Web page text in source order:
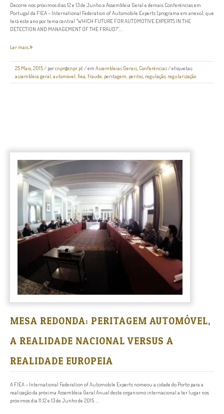
Decorre nos próximos dias 12 e 13 de Junho a Assembleia Geral e demais Conferências em
Portugal da FIEA – International Federation of Automobile Experts (programa em anexo), que
terá este ano por tema central “WHICH FUTURE FOR AUTOMOTIVE EXPERTS IN THE
DETECTION AND MANAGEMENT OF THE FRAUD?”....
Ler mais
25 Maio, 2015/ porcnpr@cnpr.pt/ em Assembleias Gerais, Conferências/ etiquetas:
assembleia geral,automóvel, fiea, fraude, peritagem, peritos, regulação, regularização
MESA REDONDA: PERITAGEM AUTOMÓVEL,
A REALIDADE NACIONAL VERSUS A
REALIDADE EUROPEIA
A FIEA – International Federation of Automobile Experts nomeou a cidade do Porto para a
realização da próxima Assembleia Geral Anual deste organismo internacional a ter lugar nos
próximos dia 11,12 e 13 de Junho de 2015. ...